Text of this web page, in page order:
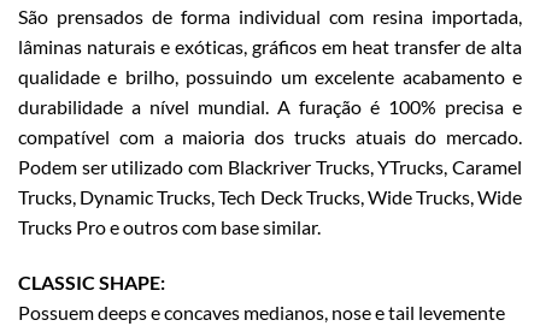
São prensados de forma individual com resina importada,
lâminas naturais e exóticas, gráficos em heat transfer de alta
qualidade e brilho, possuindo um excelente acabamento e
durabilidade a nível mundial. A furação é 100% precisa e
compatível com a maioria dos trucks atuais do mercado.
Podem ser utilizado com Blackriver Trucks, YTrucks, Caramel
Trucks, Dynamic Trucks, Tech Deck Trucks, Wide Trucks, Wide
Trucks Pro e outros com base similar.
CLASSIC SHAPE:
Possuem deeps e concaves medianos, nose e tail levemente